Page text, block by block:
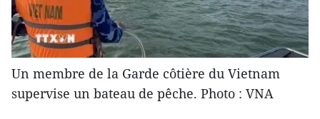
Un membre de la Garde côtière du Vietnam
supervise un bateau de pêche. Photo : VNA